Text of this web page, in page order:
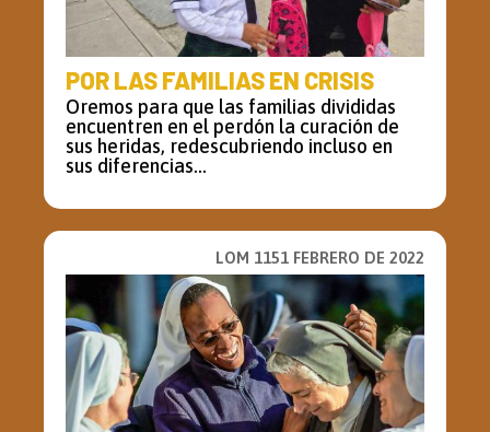
POR LAS FAMILIAS EN CRISIS
Oremos para que las familias divididas
encuentren en el perdón la curación de
sus heridas, redescubriendo incluso en
sus diferencias...
LOM 1151 FEBRERO DE 2022